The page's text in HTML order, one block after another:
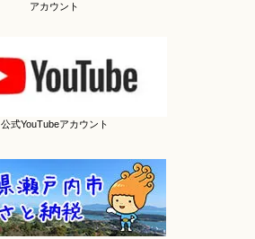
アカウント
公式YouTubeアカウント